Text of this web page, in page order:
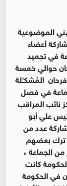
الموضوعية
أعضاء
في تجميد
حوالي خمسة
المُشكـَّـلة
الجماعة في فصل
نائب المراقب
علي أبو
/ 6 / 2000م ، أما مشاركة عدد من
ترك بعضهم
الجماعة ،
كانت
في الحكومة